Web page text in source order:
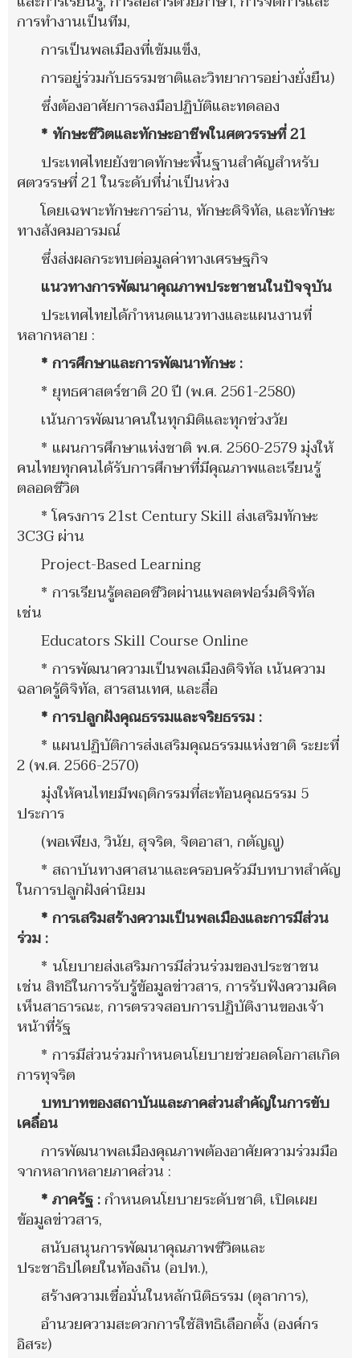
การทำงานเป็นทีม,
การเป็นพลเมืองที่เข้มแข็ง,
การอยู่ร่วมกับธรรมชาติและวิทยาการอย่างยั่งยืน)
ซึ่งต้องอาศัยการลงมือปฏิบัติและทดลอง
* ทักษะชีวิตและทักษะอาชีพในศตวรรษที่ 21
ประเทศไทยยังขาดทักษะพื้นฐานสำคัญสำหรับ
ศตวรรษที่ 21 ในระดับที่น่าเป็นห่วง
โดยเฉพาะทักษะการอ่าน, ทักษะดิจิทัล, และทักษะ
ทางสังคมอารมณ์
ซึ่งส่งผลกระทบต่อมูลค่าทางเศรษฐกิจ
แนวทางการพัฒนาคุณภาพประชาชนในปัจจุบัน
ประเทศไทยได้กำหนดแนวทางและแผนงานที่
หลากหลาย :
* การศึกษาและการพัฒนาทักษะ :
* ยุทธศาสตร์ชาติ 20 ปี (พ.ศ. 2561-2580)
เน้นการพัฒนาคนในทุกมิติและทุกช่วงวัย
* แผนการศึกษาแห่งชาติ พ.ศ. 2560-2579 มุ่งให้
คนไทยทุกคนได้รับการศึกษาที่มีคุณภาพและเรียนรู้
ตลอดชีวิต
* โครงการ 21stCentury Skill ส่งเสริมทักษะ
3C3G ผ่าน
Project-Based Learning
* การเรียนรู้ตลอดชีวิตผ่านแพลตฟอร์มดิจิทัล
เช่น
Educators Skill Course Online
* การพัฒนาความเป็นพลเมืองดิจิทัล เน้นความ
ฉลาดรู้ดิจิทัล, สารสนเทศ, และสื่อ
* การปลูกฝังคุณธรรมและจริยธรรม :
* แผนปฏิบัติการส่งเสริมคุณธรรมแห่งชาติ ระยะที่
2 (พ.ศ. 2566-2570)
มุ่งให้คนไทยมีพฤติกรรมที่สะท้อนคุณธรรม 5
ประการ
(พอเพียง, วินัย, สุจริต, จิตอาสา, กตัญญู)
* สถาบันทางศาสนาและครอบครัวมีบทบาทสำคัญ
ในการปลูกฝังค่านิยม
* การเสริมสร้างความเป็นพลเมืองและการมีส่วน
ร่วม :
* นโยบายส่งเสริมการมีส่วนร่วมของประชาชน
เช่น สิทธิในการรับรู้ข้อมูลข่าวสาร, การรับฟังความคิด
เห็นสาธารณะ, การตรวจสอบการปฏิบัติงานของเจ้า
หน้าที่รัฐ
* การมีส่วนร่วมกำหนดนโยบายช่วยลดโอกาสเกิด
การทุจริต
บทบาทของสถาบันและภาคส่วนสำคัญในการขับ
เคลื่อน
การพัฒนาพลเมืองคุณภาพต้องอาศัยความร่วมมือ
จากหลากหลายภาคส่วน :
* ภาครัฐ :กำหนดนโยบายระดับชาติ, เปิดเผย
ข้อมูลข่าวสาร,
สนับสนุนการพัฒนาคุณภาพชีวิตและ
ประชาธิปไตยในท้องถิ่น (อปท.),
สร้างความเชื่อมั่นในหลักนิติธรรม (ตุลาการ),
อำนวยความสะดวกการใช้สิทธิเลือกตั้ง (องค์กร
อิสระ)